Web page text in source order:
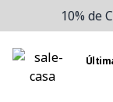
10% de